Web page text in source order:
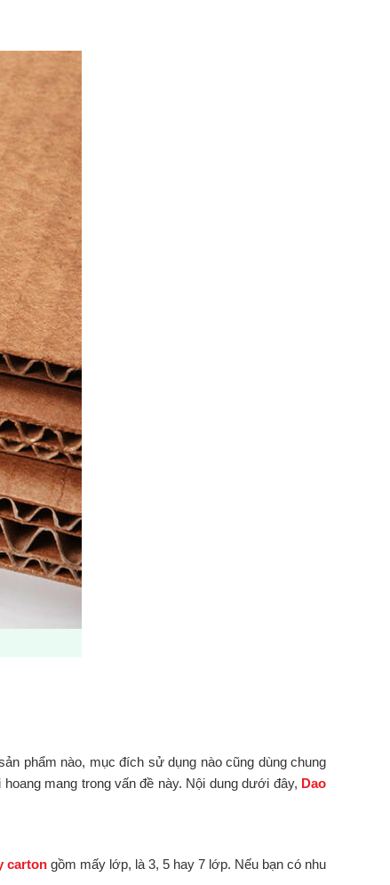
phẩm nào, mục đích sử dụng nào cũng dùng chung
mang trong vấn đề này. Nội dung dưới đây, Dao
carton gồm mấy lớp, là 3, 5 hay 7 lớp. Nếu bạn có nhu